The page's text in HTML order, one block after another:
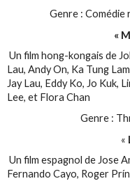
Genre : Comédie
«
Un film hong-kongais de
Lau, Andy On, Ka Tung
Jay Lau, Eddy Ko, Jo Kuk,
Lee, et Flora Chan
Genre :
«
Un film espagnol de Jose
Fernando Cayo, Roger